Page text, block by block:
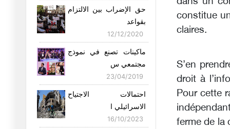
aériennes am
nationales :
honte : l
حق الإضراب بين الالتزام
بقواعد
12/12/2020
ماكينات تصنع في نموذج
مجتمعي س
23/04/2019
احتمالات الاجتياح
الاسرائيلي ا
16/10/2023
constitue
claires.
S’en
droit à
Pour cette
ferme de la